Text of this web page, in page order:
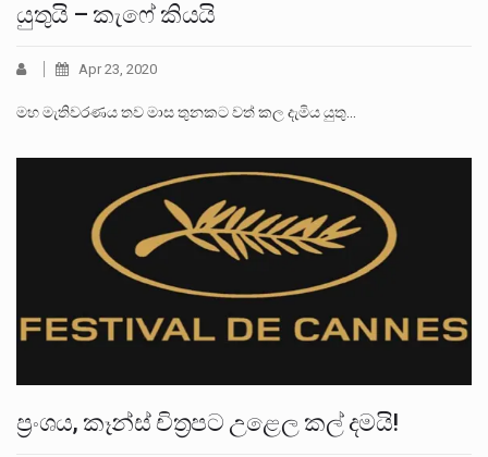
යුතුයි – කැෆේ කියයි
Apr 23, 2020
මහ මැතිවරණය තව මාස තුනකට වත් කල දැමිය යුතු…
ප්‍රංශය, කෑන්ස් චිත්‍රපට උළෙල කල් දමයි!